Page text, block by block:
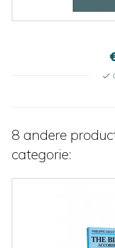
check
8 andere
categorie: